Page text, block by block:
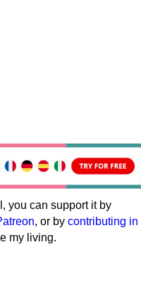
you can support it by
, or by contributing in
my living.